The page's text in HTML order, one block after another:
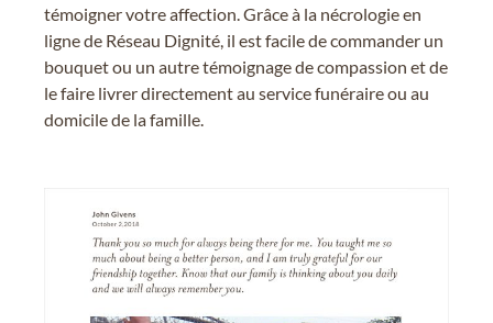
témoigner votre affection. Grâce à la nécrologie en
ligne de Réseau Dignité, il est facile de commander un
bouquet ou un autre témoignage de compassion et de
le faire livrer directement au service funéraire ou au
domicile de la famille.